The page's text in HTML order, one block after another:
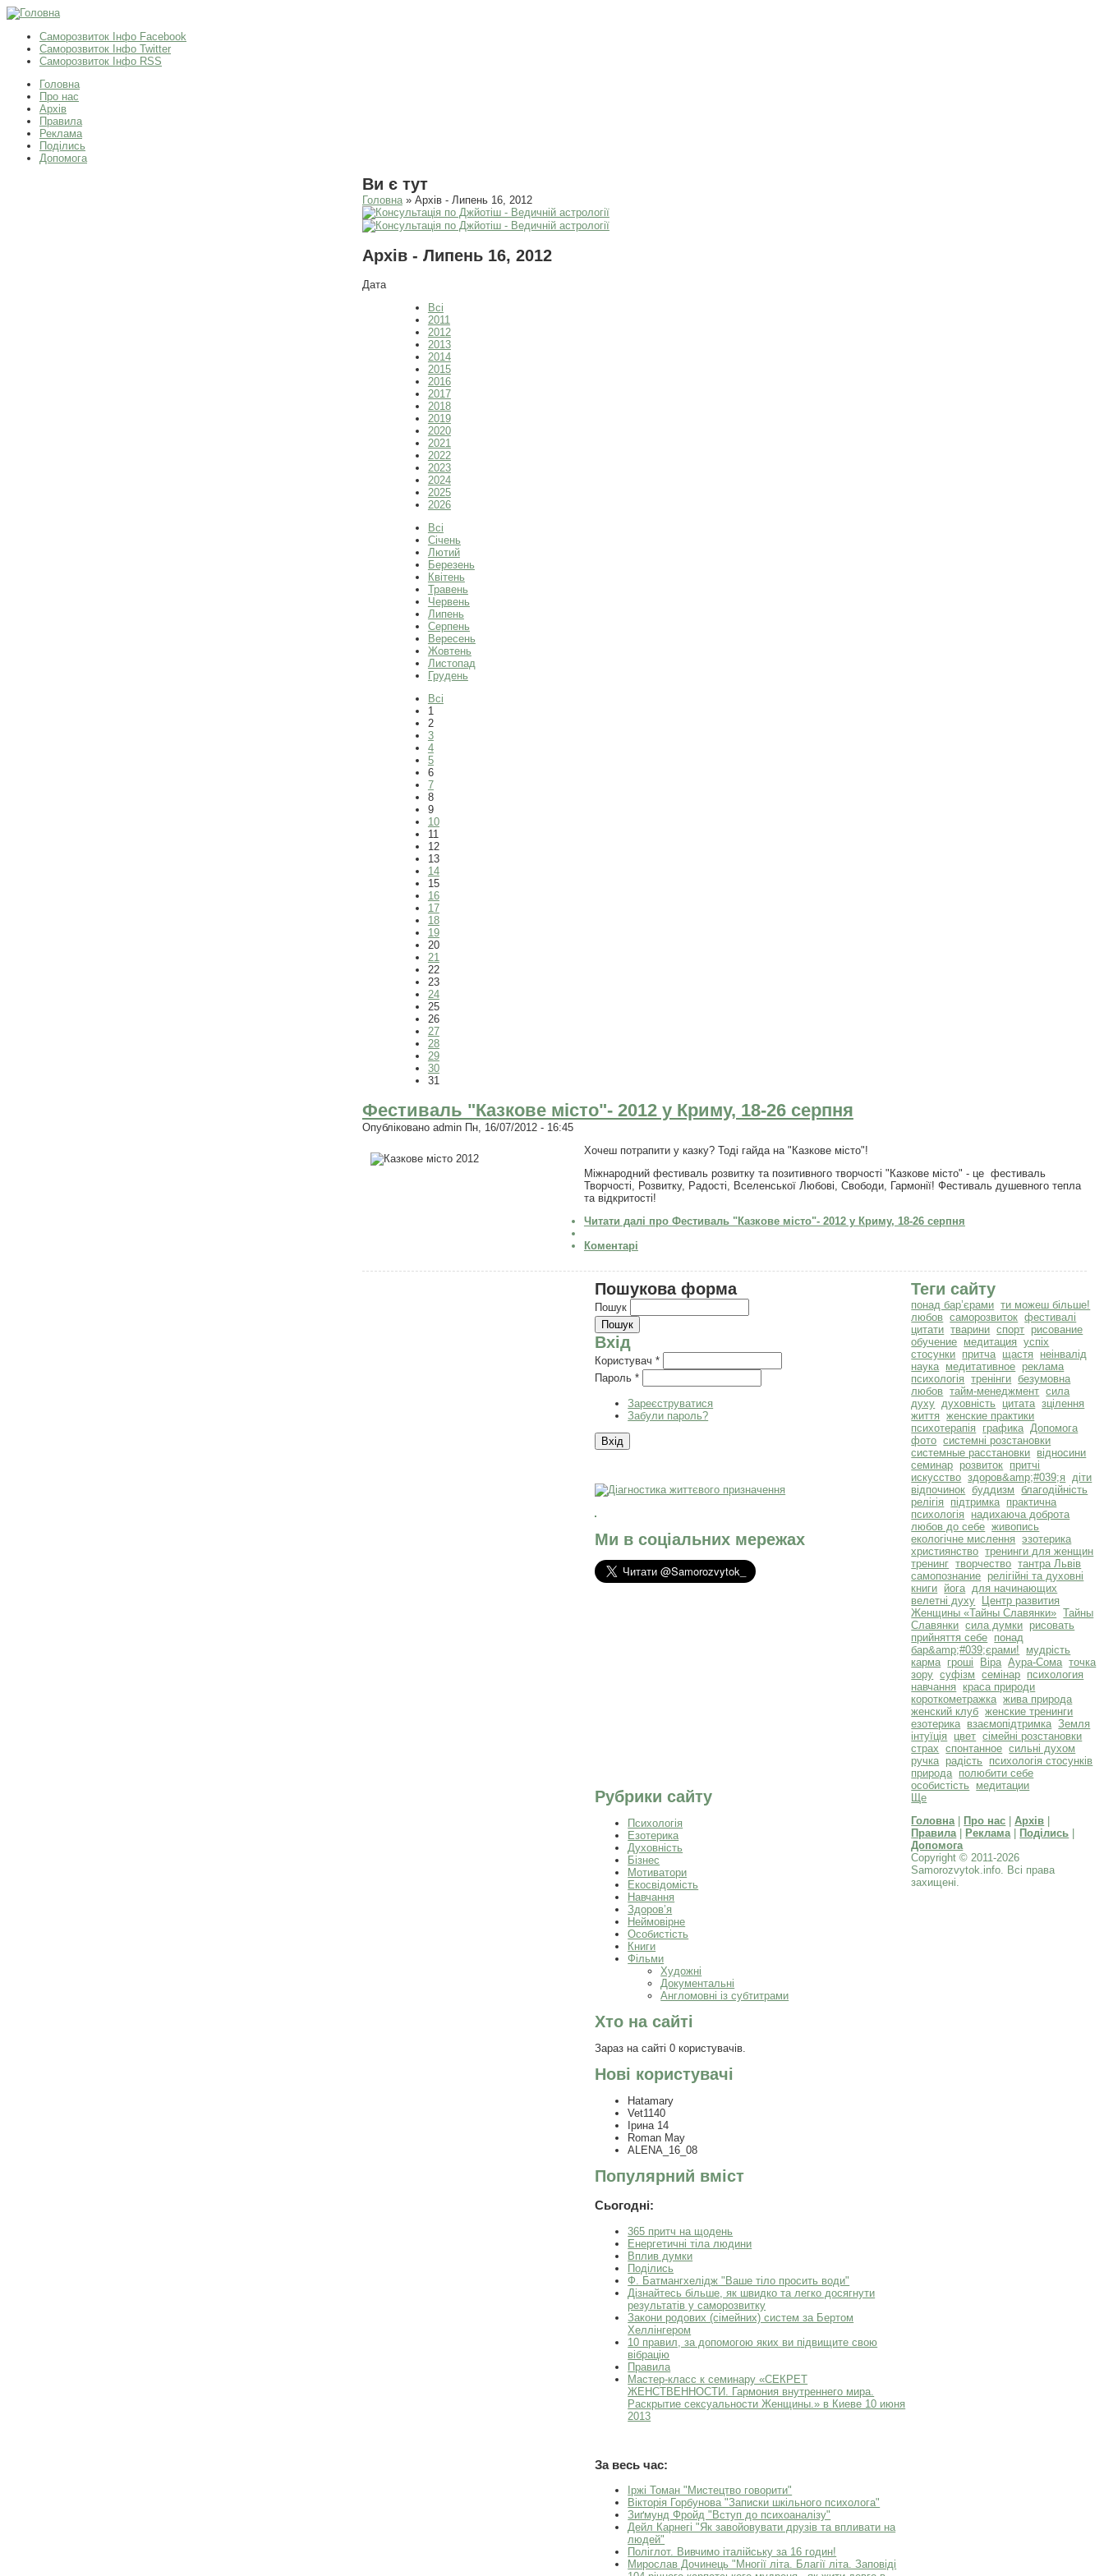
Саморозвиток Інфо Facebook
Саморозвиток Інфо Twitter
Саморозвиток Інфо RSS
Головна
Про нас
Архів
Правила
Реклама
Поділись
Допомога
Ви є тут
Головна» Архів - Липень 16, 2012
Архів - Липень 16, 2012
Дата
Всі
2011
2012
2013
2014
2015
2016
2017
2018
2019
2020
2021
2022
2023
2024
2025
2026
Всі
Січень
Лютий
Березень
Квітень
Травень
Червень
Липень
Серпень
Вересень
Жовтень
Листопад
Грудень
Всі
1
2
3
4
5
6
7
8
9
10
11
12
13
14
15
16
17
18
19
20
21
22
23
24
25
26
27
28
29
30
31
Фестиваль "Казкове місто"- 2012 у Криму, 18-26 серпня
Опубліковано adminПн, 16/07/2012 - 16:45
Хочеш потрапити у казку? Тоді гайда на "Казкове місто"!
Міжнародний фестиваль розвитку та позитивного творчості "Казкове місто" - це фестиваль
Творчості, Розвитку, Радості, Вселенської Любові, Свободи, Гармонії! Фестиваль душевного тепла
та відкритості!
Читати далі про Фестиваль "Казкове місто"- 2012 у Криму, 18-26 серпня
Коментарі
Пошукова форма
Пошук
Вхід
Користувач*
Пароль*
Зареєструватися
Забули пароль?
Ми в соціальних мережах
Рубрики сайту
Психологія
Езотерика
Духовність
Бізнес
Мотиватори
Екосвідомість
Навчання
Здоров’я
Неймовірне
Особистість
Книги
Фільми
Художні
Документальні
Англомовні із субтитрами
Хто на сайті
Зараз на сайті 0 користувачів.
Нові користувачі
Hatamary
Vet1140
Ірина 14
Roman May
ALENA_16_08
Популярний вміст
Сьогодні:
365 притч на щодень
Енергетичні тіла людини
Вплив думки
Поділись
Ф. Батмангхелідж "Ваше тіло просить води"
Дізнайтесь більше, як швидко та легко досягнути
результатів у саморозвитку
Закони родових (сімейних) систем за Бертом
Хеллінгером
10 правил, за допомогою яких ви підвищите свою
вібрацію
Правила
Мастер-класс к семинару «СЕКРЕТ
ЖЕНСТВЕННОСТИ. Гармония внутреннего мира.
Раскрытие сексуальности Женщины.» в Киеве 10 июня
2013
За весь час:
Іржі Томан "Мистецтво говорити"
Вікторія Горбунова "Записки шкільного психолога"
Зиґмунд Фройд "Вступ до психоаналізу"
Дейл Карнегі "Як завойовувати друзів та впливати на
людей"
Поліглот. Вивчимо італійську за 16 годин!
Мирослав Дочинець "Многії літа. Благії літа. Заповіді
Теги сайту
понад бар’єрами ти можеш більше!
любов саморозвиток фестивалі
цитати тварини спорт рисование
обучение медитация
успіх
стосунки притча щастя
неінвалід
наука медитативное реклама
психологія
тренінги безумовна
любов тайм-менеджмент сила
духу духовність цитата зцілення
життя
женские практики
психотерапія
графика Допомога
фото системні розстановки
системные расстановки відносини
семинар розвиток притчі
искусство здоров&amp;#039;я
діти
відпочинок буддизм
благодійність
релігія
підтримка практична
психологія
надихаюча доброта
любов до себе живопись
екологічне мислення
эзотерика
християнство тренинги для женщин
тренинг творчество тантра Львів
самопознание релігійні та духовні
книги йога для начинающих
велетні духу
Центр развития
Женщины «Тайны Славянки» Тайны
Славянки сила думки рисовать
прийняття себе понад
бар&amp;#039;єрами!
мудрість
карма гроші Віра Аура-Сома точка
зору суфізм семінар психология
навчання
краса природи
короткометражка жива природа
женский клуб женские тренинги
езотерика взаємопідтримка Земля
інтуїція
цвет сімейні розстановки
страх
спонтанное сильні духом
ручка радість
психологія стосунків
природа полюбити себе
особистість
медитации
Ще
Головна| Про нас |Архів
Правила| Реклама| Поділись
Допомога
Copyright © 2011-2026
Samorozvytok.info. Всі права
захищені.